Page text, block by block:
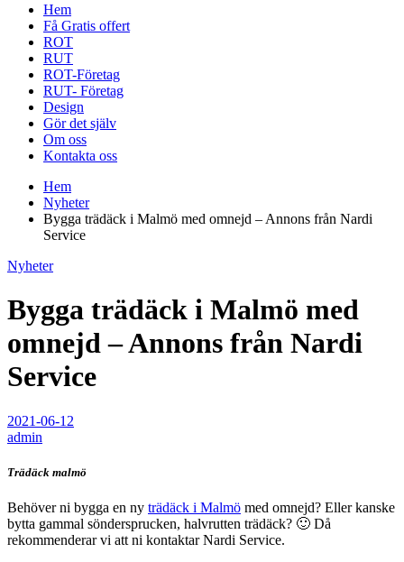
Hem
Få Gratis offert
ROT
RUT
ROT-Företag
RUT- Företag
Design
Gör det själv
Om oss
Kontakta oss
Hem
Nyheter
Bygga trädäck i Malmö med omnejd – Annons från Nardi
Service
Nyheter
Bygga trädäck i Malmö med
omnejd – Annons från Nardi
Service
2021-06-12
admin
Trädäck malmö
Behöver ni bygga en ny trädäck i Malmö med omnejd? Eller kanske
bytta gammal söndersprucken, halvrutten trädäck? 🙂 Då
rekommenderar vi att ni kontaktar Nardi Service.